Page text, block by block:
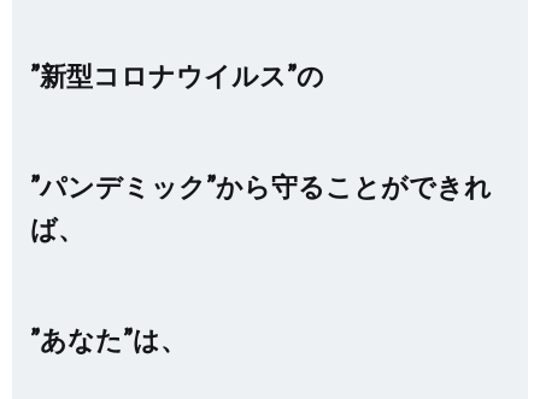
”新型コロナウイルス”の
”パンデミック”から守ることができれ
ば、
”あなた”は、